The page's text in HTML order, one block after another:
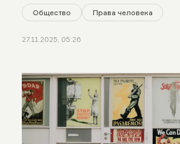
Общество Права человека
27.11.2025, 05:26